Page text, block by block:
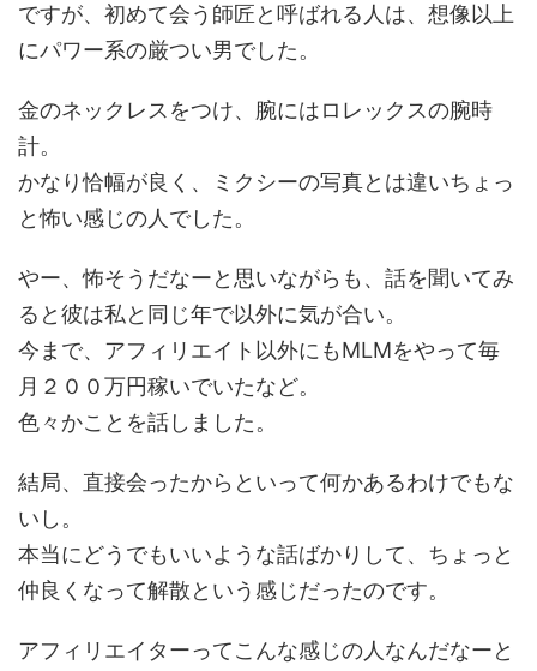
ですが、初めて会う師匠と呼ばれる人は、想像以上
にパワー系の厳つい男でした。
金のネックレスをつけ、腕にはロレックスの腕時
計。
かなり恰幅が良く、ミクシーの写真とは違いちょっ
と怖い感じの人でした。
やー、怖そうだなーと思いながらも、話を聞いてみ
ると彼は私と同じ年で以外に気が合い。
今まで、アフィリエイト以外にもMLMをやって毎
月２００万円稼いでいたなど。
色々かことを話しました。
結局、直接会ったからといって何かあるわけでもな
いし。
本当にどうでもいいような話ばかりして、ちょっと
仲良くなって解散という感じだったのです。
アフィリエイターってこんな感じの人なんだなーと